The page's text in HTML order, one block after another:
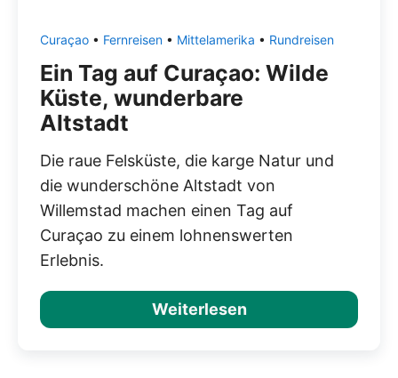
Curaçao • Fernreisen • Mittelamerika • Rundreisen
Ein Tag auf Curaçao: Wilde
Küste, wunderbare
Altstadt
Die raue Felsküste, die karge Natur und
die wunderschöne Altstadt von
Willemstad machen einen Tag auf
Curaçao zu einem lohnenswerten
Erlebnis.
Weiterlesen